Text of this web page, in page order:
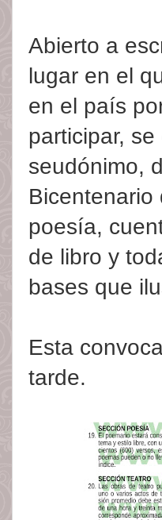
Abierto a
lugar en el
en el país
participar,
seudónimo,
poesía,
de libro y
bases que
Esta
tarde.